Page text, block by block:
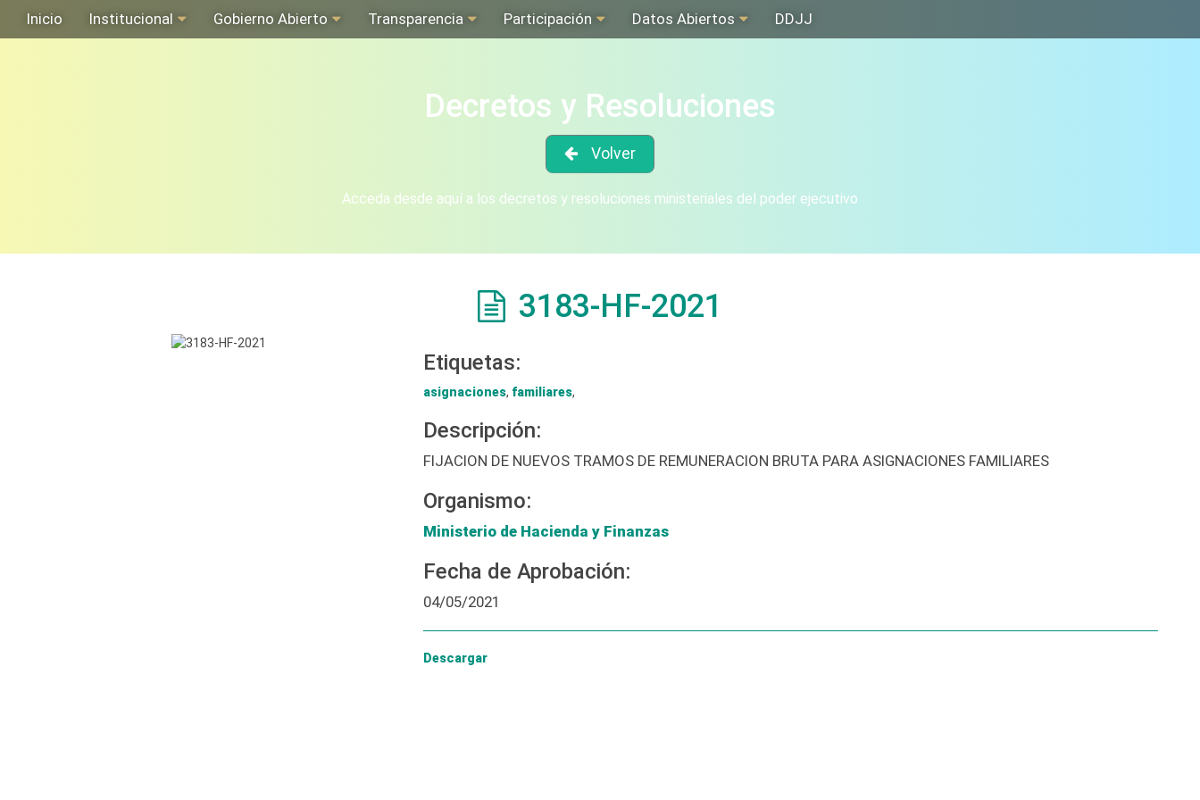
Inicio Institucional Gobierno Abierto Transparencia Participación Datos Abiertos DDJJ
Decretos y Resoluciones
Volver
Acceda desde aquí a los decretos y resoluciones ministeriales del poder ejecutivo
3183-HF-2021
Etiquetas:
asignaciones, familiares,
Descripción:
FIJACION DE NUEVOS TRAMOS DE REMUNERACION BRUTA PARA ASIGNACIONES FAMILIARES
Organismo:
Ministerio de Hacienda y Finanzas
Fecha de Aprobación:
04/05/2021
Descargar